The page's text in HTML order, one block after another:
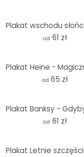
od 61 zł
od 65 zł
od 61 zł